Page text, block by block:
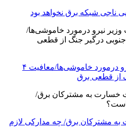
ناجی شبکه برق نخواهد بود
آخرین اظهارات وزیر نیرو درمورد خاموشی‌ها/معافیت ۴
از قطعی برق
مشترکان برق/ چه مدارکی لازم